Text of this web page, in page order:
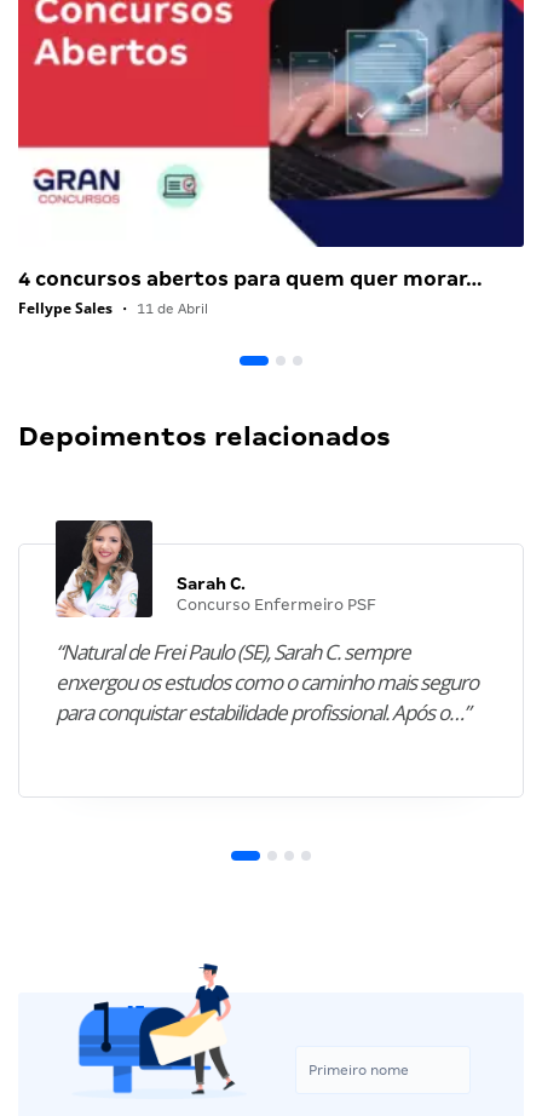
4 concursos abertos para quem quer morar…
Fellype Sales • 11 de Abril
Depoimentos relacionados
Sarah C.
Concurso Enfermeiro PSF
“Natural de Frei Paulo (SE), Sarah C. sempre
enxergou os estudos como o caminho mais seguro
para conquistar estabilidade profissional. Após o…”